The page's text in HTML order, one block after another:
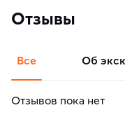
Отзывы
Все об
Отзывов пока нет